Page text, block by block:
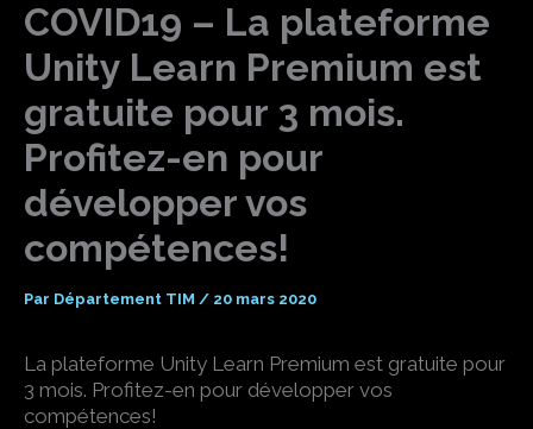
COVID19 – La plateforme
Unity Learn Premium est
gratuite pour 3 mois.
Profitez-en pour
développer vos
compétences!
Par Département TIM / 20 mars 2020
La plateforme Unity Learn Premium est gratuite pour
3 mois. Profitez-en pour développer vos
compétences!